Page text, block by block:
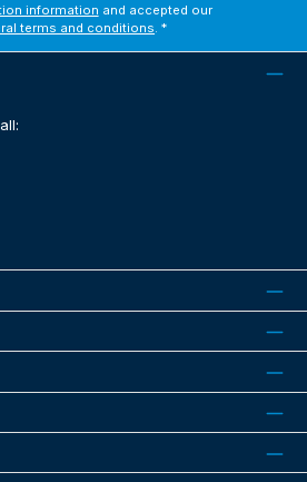
information
and accepted our
terms and conditions.*